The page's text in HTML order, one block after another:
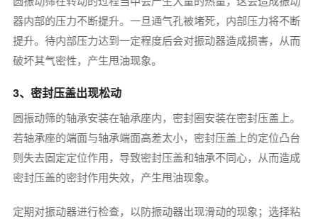
器内部的压力不断提升。一旦通气孔被堵死，内部压力将不断
提升。待内部压力达到一定程度后会对振动器造成损害，从而
破坏其气密性，产生甩油现象。
3、密封压盖出现松动
圆振动筛的轴承安装在轴承座内，密封圈安装在密封压盖上。
若轴承座的端面与轴承端面高差太小，密封压盖上的定位凸台
则失去固定定位作用，导致密封压盖和轴承不同心，从而造成
密封压盖的密封作用失效，产生甩油现象。
定期对振动器进行检查，以防振动器出现滑动的现象；选择粘